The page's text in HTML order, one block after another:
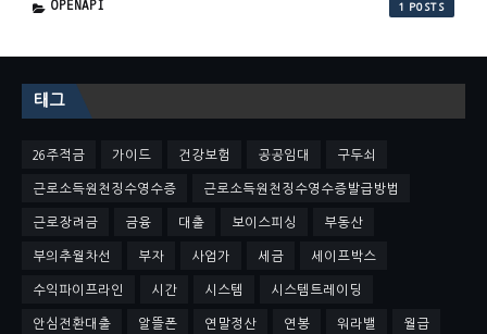
OPENAPI 1
태그
26주적금 가이드 건강보험 공공임대 구두쇠
근로소득원천징수영수증 근로소득원천징수영수증발급방법
근로장려금 금융 대출 보이스피싱 부동산
부의추월차선 부자 사업가 세금 세이프박스
수익파이프라인 시간 시스템 시스템트레이딩
안심전환대출 알뜰폰 연말정산 연봉 워라밸 월급